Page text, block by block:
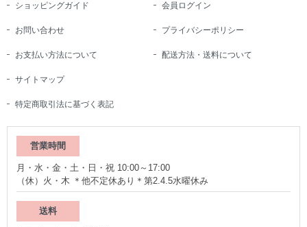
ショッピングガイド 会員ログイン
お問い合わせ プライバシーポリシー
お支払い方法について 配送方法・送料について
サイトマップ
特定商取引法に基づく表記
営業時間
月・水・金・土・日・祝 10:00～17:00
（休）火・木 ＊他不定休あり＊第2.4.5水曜休み
送料